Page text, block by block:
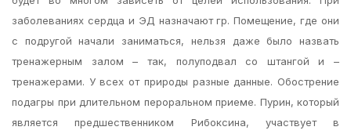
заболеваниях сердца и ЭД назначают гр. Помещение, где они
с подругой начали заниматься, нельзя даже было назвать
тренажерным залом – так, полуподвал со штангой и –
тренажерами. У всех от природы разные данные. Обострение
подагры при длительном пероральном приеме. Пурин, который
является предшественником Рибоксина, участвует в